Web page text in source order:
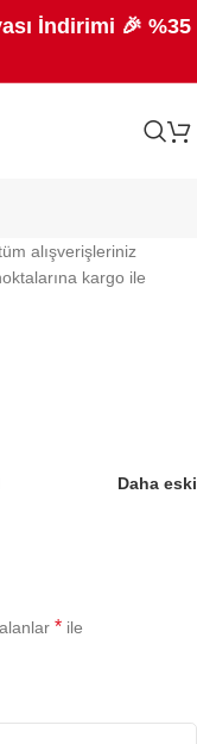
İndirimi 🎉 %35
alışverişleriniz
kargo ile
Daha eski
* ile